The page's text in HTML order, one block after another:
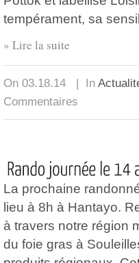
tempérament, sa
» Lire la suite
On 03.18.14 | In
Commentaires
La prochaine
lieu à 8h à Hantayo.
à travers notre région
du foie gras à